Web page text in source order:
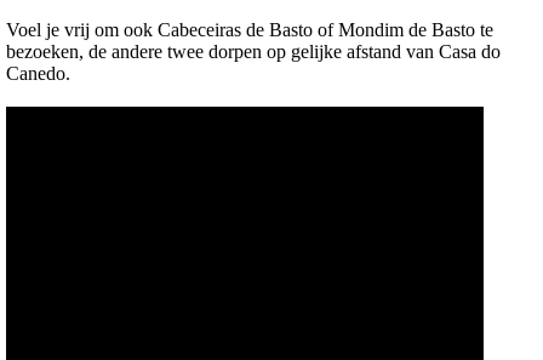
Voel je vrij om ook Cabeceiras de Basto of Mondim de Basto te
bezoeken, de andere twee dorpen op gelijke afstand van Casa do
Canedo.